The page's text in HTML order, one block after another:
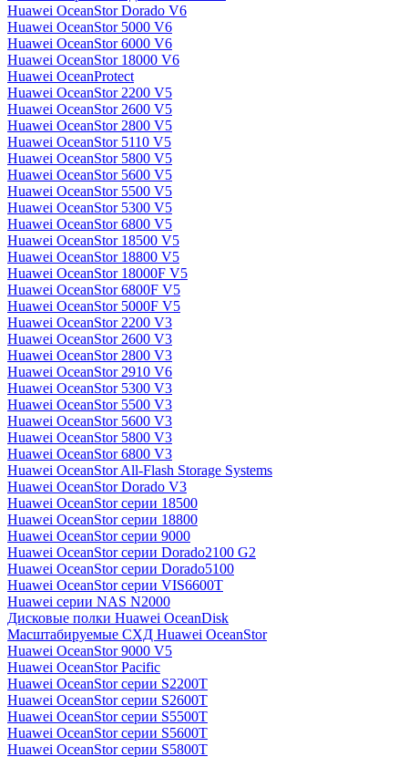
Huawei OceanStor Dorado V6
Huawei OceanStor 5000 V6
Huawei OceanStor 6000 V6
Huawei OceanStor 18000 V6
Huawei OceanProtect
Huawei OceanStor 2200 V5
Huawei OceanStor 2600 V5
Huawei OceanStor 2800 V5
Huawei OceanStor 5110 V5
Huawei OceanStor 5800 V5
Huawei OceanStor 5600 V5
Huawei OceanStor 5500 V5
Huawei OceanStor 5300 V5
Huawei OceanStor 6800 V5
Huawei OceanStor 18500 V5
Huawei OceanStor 18800 V5
Huawei OceanStor 18000F V5
Huawei OceanStor 6800F V5
Huawei OceanStor 5000F V5
Huawei OceanStor 2200 V3
Huawei OceanStor 2600 V3
Huawei OceanStor 2800 V3
Huawei OceanStor 2910 V6
Huawei OceanStor 5300 V3
Huawei OceanStor 5500 V3
Huawei OceanStor 5600 V3
Huawei OceanStor 5800 V3
Huawei OceanStor 6800 V3
Huawei OceanStor All-Flash Storage Systems
Huawei OceanStor Dorado V3
Huawei OceanStor серии 18500
Huawei OceanStor серии 18800
Huawei OceanStor серии 9000
Huawei OceanStor серии Dorado2100 G2
Huawei OceanStor серии Dorado5100
Huawei OceanStor серии VIS6600T
Huawei серии NAS N2000
Дисковые полки Huawei OceanDisk
Масштабируемые СХД Huawei OceanStor
Huawei OceanStor 9000 V5
Huawei OceanStor Pacific
Huawei OceanStor серии S2200T
Huawei OceanStor серии S2600T
Huawei OceanStor серии S5500T
Huawei OceanStor серии S5600T
Huawei OceanStor серии S5800T